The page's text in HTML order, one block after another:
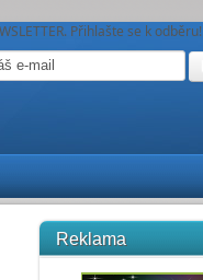
Přihlašte se k odběru!
Reklama